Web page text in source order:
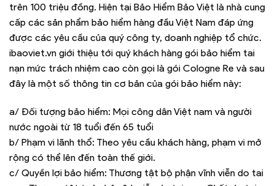
trên 100 triệu đồng. Hiện tại Bảo Hiểm Bảo Việt là nhà cung
cấp các sản phẩm bảo hiểm hàng đầu Việt Nam đáp ứng
được các yêu cầu của quý công ty, doanh nghiệp tổ chức.
ibaoviet.vn giới thiệu tới quý khách hàng gói bảo hiểm tai
nạn mức trách nhiệm cao còn gọi là gói Cologne Re và sau
đây là một số thông tin cơ bản của gói bảo hiểm này:
a/ Đối tượng bảo hiểm: Mọi công dân Việt nam và người
nước ngoài từ 18 tuổi đến 65 tuổi
b/ Phạm vi lãnh thổ: Theo yêu cầu khách hàng, phạm vi mở
rộng có thể lên đến toàn thế giới.
c/ Quyền lợi bảo hiểm: Thương tật bộ phận vĩnh viễn do tai